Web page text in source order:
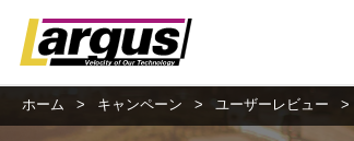
ホーム > キャンペーン > ユーザーレビュー >